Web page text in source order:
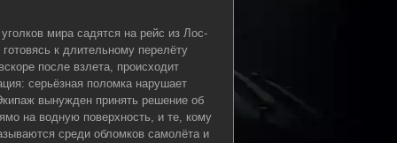
мира садятся на рейс из Лос-
к длительному перелёту
после взлета, происходит
серьёзная поломка нарушает
вынужден принять решение об
на водную поверхность, и те, кому
среди обломков самолёта и